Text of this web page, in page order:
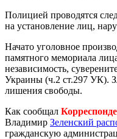
Полицией проводятся
на установление лиц,
Начато уголовное
памятного мемориала
независимость,
Украины (ч.2 ст.297 УК).
лишения свободы.
Как сообщал
Владимир Зеленский
гражданскую